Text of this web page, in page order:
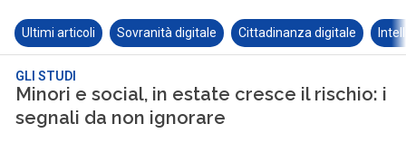
Ultimi articoli Sovranità digitale Cittadinanza digitale
GLI STUDI
Minori e social, in estate cresce il rischio: i
segnali da non ignorare